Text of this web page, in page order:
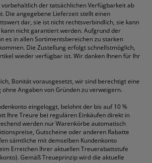
der tatsächlichen Verfügbarkeit ab
Die angegebene Lieferzeit stellt einen
dar, sie ist nicht rechtsverbindlich, sie kann
nicht garantiert werden. Aufgrund der
es in allen Sortimentsbereichen zu starken
Die Zustellung erfolgt schnellstmöglich,
wieder verfügbar ist. Wir danken Ihnen für Ihr
Bonität vorausgesetzt, wir sind berechtigt eine
ohne Angaben von Gründen zu verweigern.
eingeloggt, belohnt der bis auf 10 %
Ihre Treure bei regulären Einkäufen direkt in
werden nur Warenkörbe automatisch
Gutscheine oder anderen Rabatte
sämtliche mit demselben Kundenkonto
Erreichen Ihrer aktuellen Treuerabattstufe
Gemäß Treueprinzip wird die aktuelle